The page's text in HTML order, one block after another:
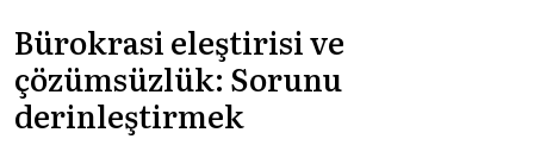
Bürokrasi eleştirisi ve
çözümsüzlük: Sorunu
derinleştirmek